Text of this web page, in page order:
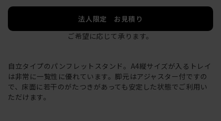
法人限定 お見積り
ご希望に応じて承ります。
自立タイプのパンフレットスタンド。A4縦サイズが入るトレイ
は非常に一覧性に優れています。脚元はアジャスター付ですの
で、床面に若干のがたつきがあっても安定した状態でご利用い
ただけます。